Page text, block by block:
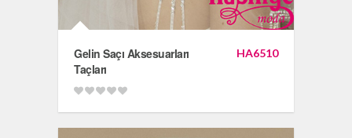
HA6510
Gelin Saçı Aksesuarları
Taçları